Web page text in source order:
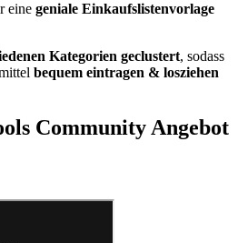
eine geniale Einkaufslistenvorlage
Kategorien geclustert, sodass
bequem eintragen & losziehen
Community Angebot